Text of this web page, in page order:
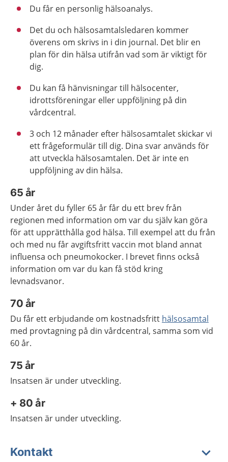
Du får en personlig hälsoanalys.
Det du och hälsosamtalsledaren kommer
överens om skrivs in i din journal. Det blir en
plan för din hälsa utifrån vad som är viktigt för
dig.
Du kan få hänvisningar till hälsocenter,
idrottsföreningar eller uppföljning på din
vårdcentral.
3 och 12 månader efter hälsosamtalet skickar vi
ett frågeformulär till dig. Dina svar används för
att utveckla hälsosamtalen. Det är inte en
uppföljning av din hälsa.
65 år
Under året du fyller 65 år får du ett brev från
regionen med information om var du själv kan göra
för att upprätthålla god hälsa. Till exempel att du från
och med nu får avgiftsfritt vaccin mot bland annat
influensa och pneumokocker. I brevet finns också
information om var du kan få stöd kring
levnadsvanor.
70 år
Du får ett erbjudande om kostnadsfritt hälsosamtal
med provtagning på din vårdcentral, samma som vid
60 år.
75 år
Insatsen är under utveckling.
+ 80 år
Insatsen är under utveckling.
Kontakt